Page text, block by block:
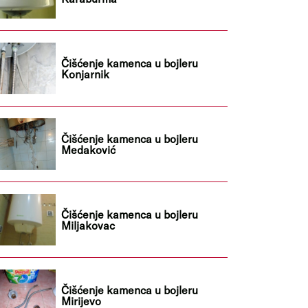
Čišćenje kamenca u bojleru
Konjarnik
Čišćenje kamenca u bojleru
Medaković
Čišćenje kamenca u bojleru
Miljakovac
Čišćenje kamenca u bojleru
Mirijevo